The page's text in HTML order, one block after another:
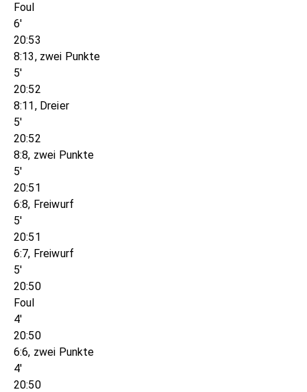
Foul
6'
20:53
8:13, zwei Punkte
5'
20:52
8:11, Dreier
5'
20:52
8:8, zwei Punkte
5'
20:51
6:8, Freiwurf
5'
20:51
6:7, Freiwurf
5'
20:50
Foul
4'
20:50
6:6, zwei Punkte
4'
20:50